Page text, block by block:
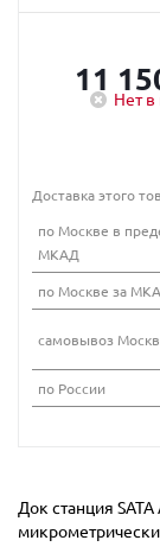
11
Нет в
Доставка этого
по Москве в
МКАД
по Москве за
самовывоз
по России
Док станция